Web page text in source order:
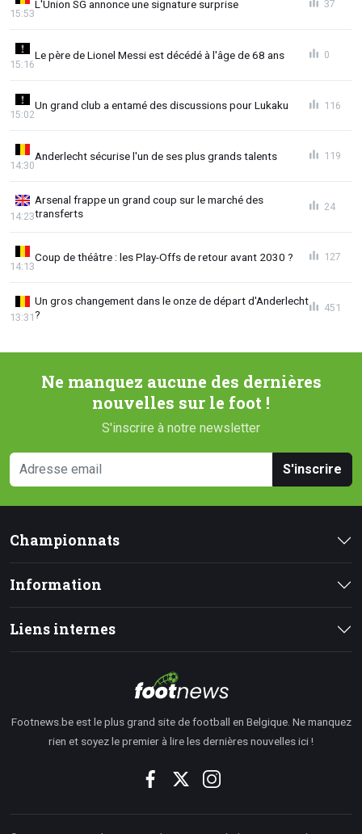
L'Union SG annonce une signature surprise
15:53
37
Le père de Lionel Messi est décédé à l'âge de 68 ans
15:16
0
Un grand club a entamé des discussions pour Lukaku
15:02
116
Anderlecht sécurise l'un de ses plus grands talents
14:30
119
Arsenal frappe un grand coup sur le marché des
transferts
14:23
24
Coup de théâtre : les Play-Offs de retour avant 2030 ?
14:13
127
Un gros changement dans le onze de départ d'Anderlecht
?
13:31
451
Ne manquez aucune des dernières
nouvelles sur le foot !
S'inscrire à notre newsletter
S'inscrire
Championnats
Information
Liens internes
Footnews.be est le plus grand site de football en Belgique. Ne manquez
rien et soyez le premier à lire les dernières nouvelles ici !